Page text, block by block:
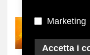
30/07/2026
Nove
Marketing
Accetta i